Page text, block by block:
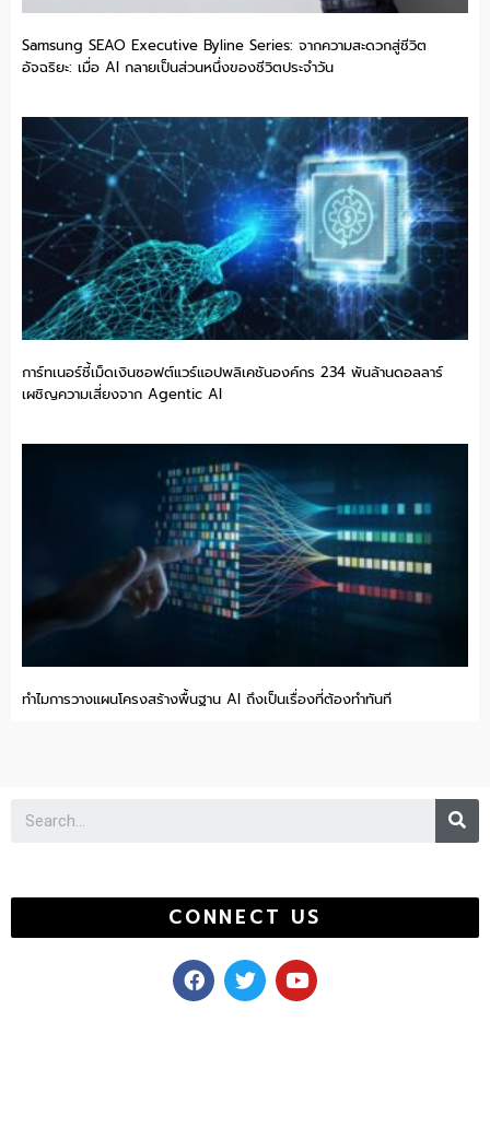
Samsung SEAO Executive Byline Series: จากความสะดวกสู่ชีวิต
อัจฉริยะ: เมื่อ AI กลายเป็นส่วนหนึ่งของชีวิตประจำวัน
การ์ทเนอร์ชี้เม็ดเงินซอฟต์แวร์แอปพลิเคชันองค์กร 234 พันล้านดอลลาร์
เผชิญความเสี่ยงจาก Agentic AI
ทำไมการวางแผนโครงสร้างพื้นฐาน AI ถึงเป็นเรื่องที่ต้องทำทันที
CONNECT US
F
a
c
T
w
i
Y
o
u